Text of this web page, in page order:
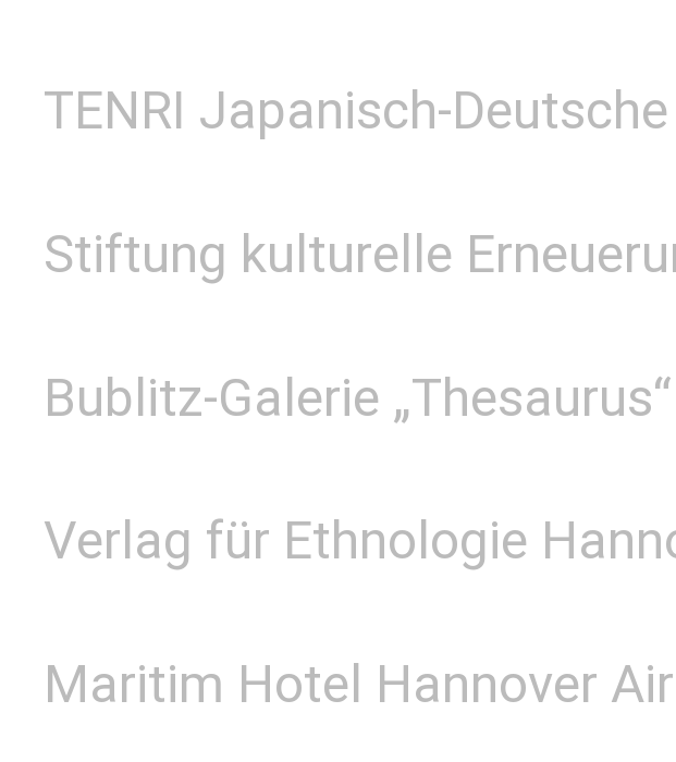
TENRI Japanisch-
Stiftung kulturelle
Bublitz-Galerie
Verlag für Ethnologie
Maritim Hotel Hannover